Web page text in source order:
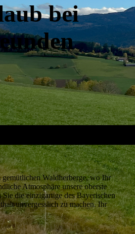
bei
Waldherberge, wo Ihr
Atmosphäre unsere oberste
die einzigartige des Bayerischen
unvergesslich zu machen. Ihr